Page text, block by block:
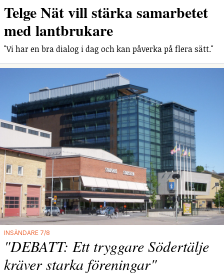
Telge Nät vill stärka samarbetet
med lantbrukare
"Vi har en bra dialog i dag och kan påverka på flera sätt."
INSÄNDARE 7/8
"DEBATT: Ett tryggare Södertälje
kräver starka föreningar"